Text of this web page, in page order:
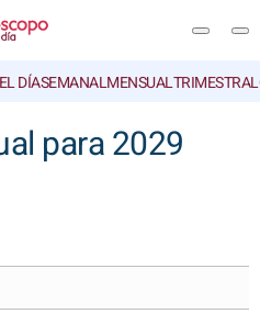
DÍASEMANALMENSUALTRIMESTRAL
para 2029